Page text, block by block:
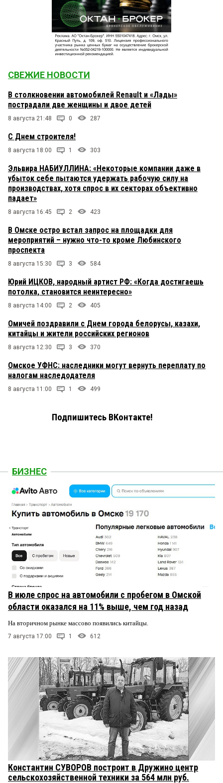
СВЕЖИЕ НОВОСТИ
В столкновении автомобилей Renault и «Лады»
пострадали две женщины и двое детей
8 августа 21:48 0 287
С Днем строителя!
8 августа 18:00 1 303
Эльвира НАБИУЛЛИНА: «Некоторые компании даже в
убыток себе пытаются удержать рабочую силу на
производствах, хотя спрос в их секторах объективно
падает»
8 августа 16:45 2 423
В Омске остро встал запрос на площадки для
мероприятий – нужно что-то кроме Любинского
проспекта
8 августа 15:30 3 584
Юрий ИЦКОВ, народный артист РФ: «Когда достигаешь
потолка, становится неинтересно»
8 августа 14:00 2 405
Омичей поздравили с Днем города белорусы, казахи,
китайцы и жители российских регионов
8 августа 12:30 3 370
Омское УФНС: наследники могут вернуть переплату по
налогам наследодателя
8 августа 11:00 1 499
Подпишитесь ВКонтакте!
БИЗНЕС
В июле спрос на автомобили с пробегом в Омской
области оказался на 11% выше, чем год назад
На вторичном рынке массово появились китайцы.
7 августа 17:00 1 612
Константин СУВОРОВ построит в Дружино центр
сельскохозяйственной техники за 564 млн руб.